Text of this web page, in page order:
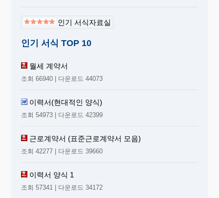
인기 서식자료실
인기 서식 TOP 10
월세 계약서
조회 66940 | 다운로드 44073
이력서(현대적인 양식)
조회 54973 | 다운로드 42399
근로계약서 (표준근로계약서 모음)
조회 42277 | 다운로드 39660
이력서 양식 1
조회 57341 | 다운로드 34172